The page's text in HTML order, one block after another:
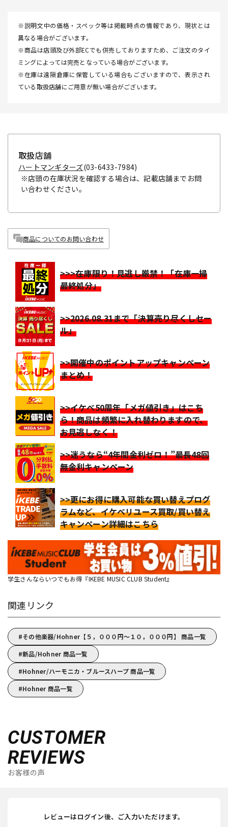
※説明文中の価格・スペック等は掲載時点の情報であり、現状とは
異なる場合がございます。
※商品は店頭及び外部ECでも併売しておりますため、ご注文のタイ
ミングによっては完売となっている場合がございます。
※在庫は遠隔倉庫に保管している場合もございますので、表示され
ている取扱店舗にご用意が無い場合がございます。
取扱店舗
ハートマンギターズ(03-6433-7984)
※店頭の在庫状況を確認する場合は、記載店舗までお問
い合わせください。
商品についてのお問い合わせ
>>>在庫限り！見逃し厳禁！「在庫一掃
最終処分」
>>2026.08.31まで「決算売り尽くしセー
ル」
>>開催中のポイントアップキャンペーン
まとめ！
>>イケベ50周年「メガ値引き」はこち
ら！商品は頻繁に入れ替わりますので、
お見逃しなく！
>>迷うなら“4年間金利ゼロ！”最長48回
無金利キャンペーン
>>更にお得に購入可能な買い替えプログ
ラムなど、イケベリユース買取/買い替え
キャンペーン詳細はこちら
学生さんならいつでもお得『IKEBE MUSIC CLUB Student』
関連リンク
その他楽器/Hohner【５，０００円～１０，０００円】 商品一覧
新品/Hohner 商品一覧
Hohner/ハーモニカ・ブルースハープ 商品一覧
Hohner 商品一覧
CUSTOMER
REVIEWS
お客様の声
レビューはログイン後、ご入力いただけます。